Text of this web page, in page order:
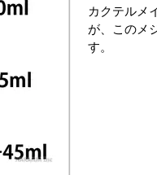
カクテルメ
が、このメ
す。